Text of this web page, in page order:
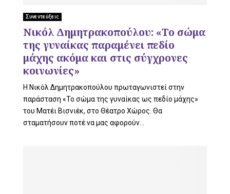
Συνεντεύξεις
Νικόλ Δημητρακοπούλου: «Το σώμα
της γυναίκας παραμένει πεδίο
μάχης ακόμα και στις σύγχρονες
κοινωνίες»
Η Νικόλ Δημητρακοπούλου πρωταγωνιστεί στην
παράσταση «Το σώμα της γυναίκας ως πεδίο μάχης»
του Ματέι Βισνιέκ, στο Θέατρο Χώρος. Θα
σταματήσουν ποτέ να μας αφορούν...